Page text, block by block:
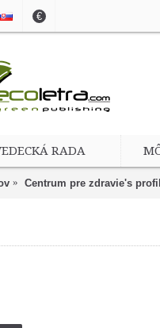
€
RADA
Centrum pre zdravie's profil